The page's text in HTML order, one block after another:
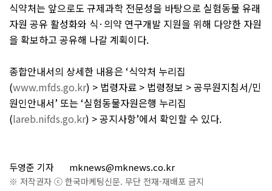
식약처는 앞으로도 규제과학 전문성을 바탕으로 실험동물 유래
자원 공유 활성화와 식 · 의약 연구개발 지원을 위해 다양한 자원
을 확보하고 공유해 나갈 계획이다.
종합안내서의 상세한 내용은 ‘식약처 누리집
(www.mfds.go.kr) > 법령자료 > 법령정보 >공무원지침서/민
원인안내서’ 또는 ‘실험동물자원은행 누리집
(lareb.nifds.go.kr) >공지사항’에서 확인할 수 있다.
두영준 기자 mknews@mknews.co.kr
※ 저작권자 ⓒ 한국마케팅신문. 무단 전재-재배포 금지